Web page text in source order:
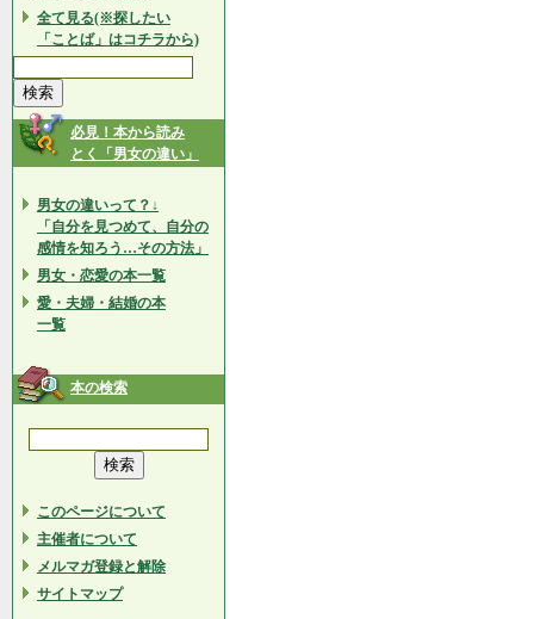
全て見る(※探したい
「ことば」はコチラから)
必見！本から読み
とく「男女の違い」
男女の違いって？↓
「自分を見つめて、自分の
感情を知ろう…その方法」
男女・恋愛の本一覧
愛・夫婦・結婚の本
一覧
本の検索
このページについて
主催者について
メルマガ登録と解除
サイトマップ